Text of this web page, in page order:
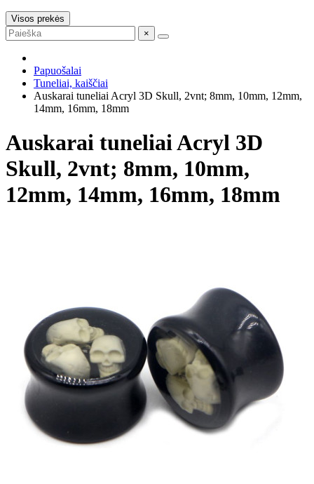
Visos prekės
×
Papuošalai
Tuneliai, kaiščiai
Auskarai tuneliai Acryl 3D Skull, 2vnt; 8mm, 10mm, 12mm,
14mm, 16mm, 18mm
Auskarai tuneliai Acryl 3D
Skull, 2vnt; 8mm, 10mm,
12mm, 14mm, 16mm, 18mm